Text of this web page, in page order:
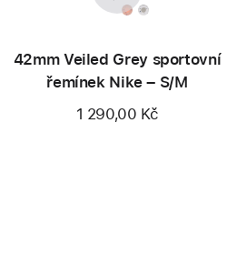
42mm Veiled Grey sportovní
řemínek Nike – S/M
1 290,00 Kč